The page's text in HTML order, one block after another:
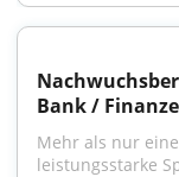
Bank /
Mehr als nur
leistungsstarke